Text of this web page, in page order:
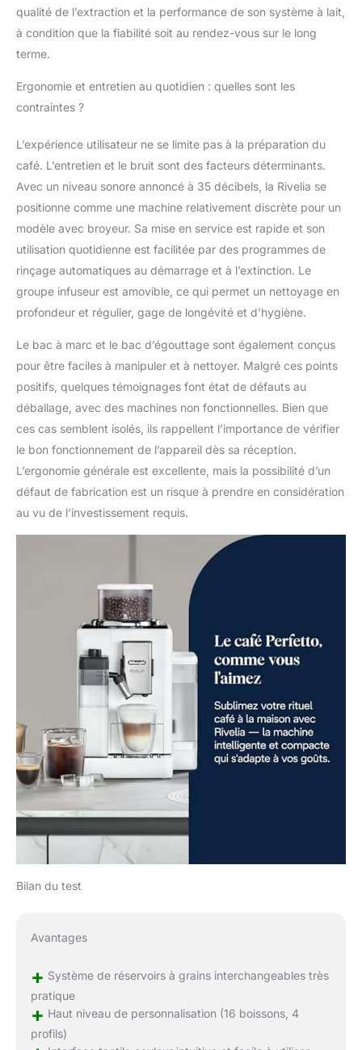
qualité de l’extraction et la performance de son système à lait,
à condition que la fiabilité soit au rendez-vous sur le long
terme.
Ergonomie et entretien au quotidien : quelles sont les
contraintes ?
L’expérience utilisateur ne se limite pas à la préparation du
café. L’entretien et le bruit sont des facteurs déterminants.
Avec un niveau sonore annoncé à 35 décibels, la Rivelia se
positionne comme une machine relativement discrète pour un
modèle avec broyeur. Sa mise en service est rapide et son
utilisation quotidienne est facilitée par des programmes de
rinçage automatiques au démarrage et à l’extinction. Le
groupe infuseur est amovible, ce qui permet un nettoyage en
profondeur et régulier, gage de longévité et d’hygiène.
Le bac à marc et le bac d’égouttage sont également conçus
pour être faciles à manipuler et à nettoyer. Malgré ces points
positifs, quelques témoignages font état de défauts au
déballage, avec des machines non fonctionnelles. Bien que
ces cas semblent isolés, ils rappellent l’importance de vérifier
le bon fonctionnement de l’appareil dès sa réception.
L’ergonomie générale est excellente, mais la possibilité d’un
défaut de fabrication est un risque à prendre en considération
au vu de l’investissement requis.
Bilan du test
Avantages
+ Système de réservoirs à grains interchangeables très
pratique
+ Haut niveau de personnalisation (16 boissons, 4
profils)